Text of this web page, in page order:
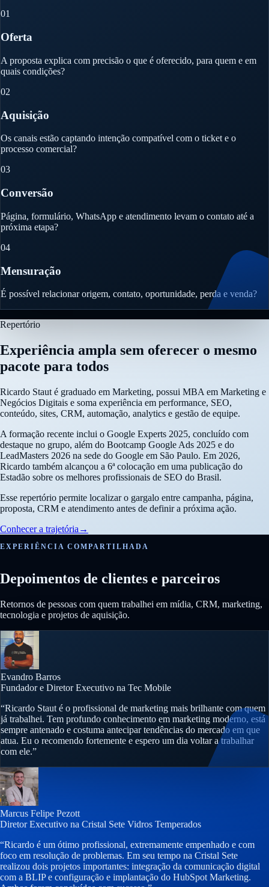
01
Oferta
A proposta explica com precisão o que é oferecido, para quem e em
quais condições?
02
Aquisição
Os canais estão captando intenção compatível com o ticket e o
processo comercial?
03
Conversão
Página, formulário, WhatsApp e atendimento levam o contato até a
próxima etapa?
04
Mensuração
É possível relacionar origem, contato, oportunidade, perda e venda?
Repertório
Experiência ampla sem oferecer o mesmo
pacote para todos
Ricardo Staut é graduado em Marketing, possui MBA em Marketing e
Negócios Digitais e soma experiência em performance, SEO,
conteúdo, sites, CRM, automação, analytics e gestão de equipe.
A formação recente inclui o Google Experts 2025, concluído com
destaque no grupo, além do Bootcamp Google Ads 2025 e do
LeadMasters 2026 na sede do Google em São Paulo. Em 2026,
Ricardo também alcançou a 6ª colocação em uma publicação do
Estadão sobre os melhores profissionais de SEO do Brasil.
Esse repertório permite localizar o gargalo entre campanha, página,
proposta, CRM e atendimento antes de definir a próxima ação.
Conhecer a trajetória →
EXPERIÊNCIA COMPARTILHADA
Depoimentos de clientes e parceiros
Retornos de pessoas com quem trabalhei em mídia, CRM, marketing,
tecnologia e projetos de aquisição.
Evandro Barros
Fundador e Diretor Executivo na Tec Mobile
“Ricardo Staut é o profissional de marketing mais brilhante com quem
já trabalhei. Tem profundo conhecimento em marketing moderno, está
sempre antenado e costuma antecipar tendências do mercado em que
atua. Eu o recomendo fortemente e espero um dia voltar a trabalhar
com ele.”
Marcus Felipe Pezott
Diretor Executivo na Cristal Sete Vidros Temperados
“Ricardo é um ótimo profissional, extremamente empenhado e com
foco em resolução de problemas. Em seu tempo na Cristal Sete
realizou dois projetos importantes: integração da comunicação digital
com a BLIP e configuração e implantação do HubSpot Marketing.